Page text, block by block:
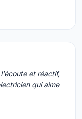
l'écoute et réactif,
qui aime